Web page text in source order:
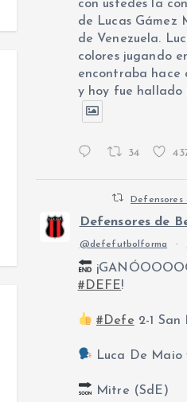
con ustedes la
de Lucas Gámez
de Venezuela.
colores jugando
encontraba hace
y hoy fue hallado
34
Defensores
Defensores de
@defefutbolforma ·
#DEFE!
#Defe 2-1 San
Luca De Maio
Mitre (SdE)